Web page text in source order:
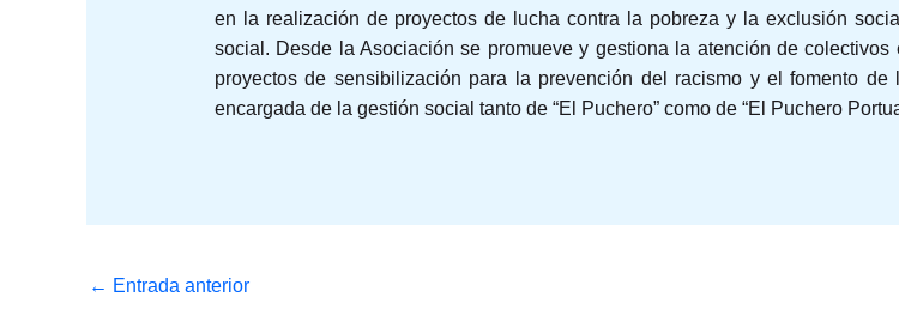
en la realización de proyectos de lucha contra la pobreza y la exclusión
social. Desde la Asociación se promueve y gestiona la atención de
proyectos de sensibilización para la prevención del racismo y el fomento
encargada de la gestión social tanto de “El Puchero” como de “El Puchero
← Entrada anterior